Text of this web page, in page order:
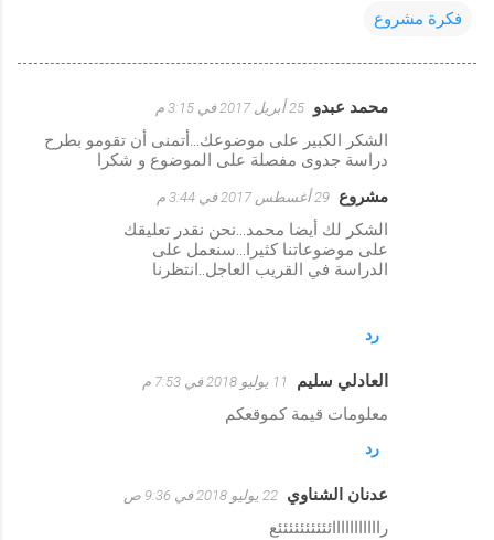
فكرة مشروع
محمد عبدو 25 أبريل 2017 في 3:15 م
الشكر الكبير على موضوعك...أتمنى أن تقومو بطرح
دراسة جدوى مفصلة على الموضوع و شكرا
رد
مشروع 29 أغسطس 2017 في 3:44 م
الشكر لك أيضا محمد...نحن نقدر تعليقك
على موضوعاتنا كثيرا...سنعمل على
الدراسة في القريب العاجل..انتظرنا
العادلي سليم 11 يوليو 2018 في 7:53 م
معلومات قيمة كموقعكم
رد
عدنان الشناوي 22 يوليو 2018 في 9:36 ص
رااااااااااائئئئئئئئئئع